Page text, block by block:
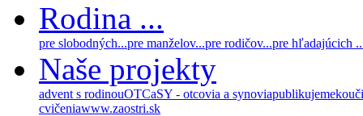
Rodina ...
pre slobodných...pre manželov...pre rodičov...pre hľadajúcich
Naše projekty
advent s rodinouOTCaSY - otcovia a synoviapublikujeme
cvičeniawww.zaostri.sk